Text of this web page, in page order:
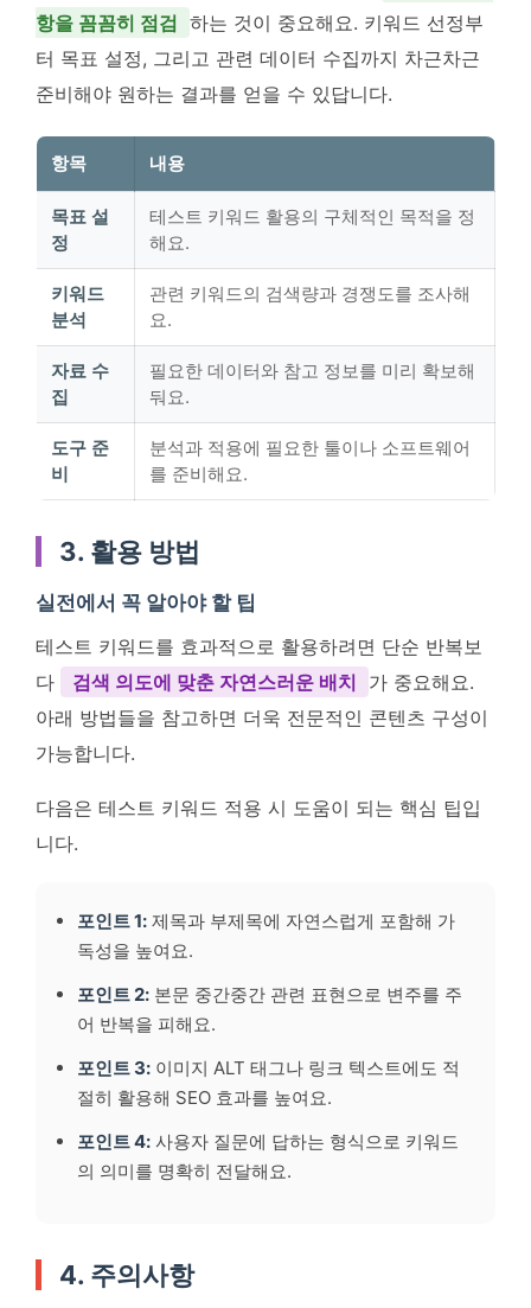
항을 꼼꼼히 점검 하는 것이 중요해요. 키워드 선정부
터 목표 설정, 그리고 관련 데이터 수집까지 차근차근
준비해야 원하는 결과를 얻을 수 있답니다.
항목 내용
목표 설
정
테스트 키워드 활용의 구체적인 목적을 정
해요.
키워드
분석
관련 키워드의 검색량과 경쟁도를 조사해
요.
자료 수
집
필요한 데이터와 참고 정보를 미리 확보해
둬요.
도구 준
비
분석과 적용에 필요한 툴이나 소프트웨어
를 준비해요.
3. 활용 방법
실전에서 꼭 알아야 할 팁
테스트 키워드를 효과적으로 활용하려면 단순 반복보
다
검색 의도에 맞춘 자연스러운 배치
가 중요해요.
아래 방법들을 참고하면 더욱 전문적인 콘텐츠 구성이
가능합니다.
다음은 테스트 키워드 적용 시 도움이 되는 핵심 팁입
니다.
포인트 1: 제목과 부제목에 자연스럽게 포함해 가
독성을 높여요.
포인트 2: 본문 중간중간 관련 표현으로 변주를 주
어 반복을 피해요.
포인트 3: 이미지 ALT 태그나 링크 텍스트에도 적
절히 활용해 SEO 효과를 높여요.
포인트 4: 사용자 질문에 답하는 형식으로 키워드
의 의미를 명확히 전달해요.
4. 주의사항